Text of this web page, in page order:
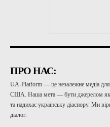
ПРО НАС:
UA-Platform — це незалежне медіа для
США. Наша мета — бути джерелом
та надихає українську діаспору. Ми
діалог.